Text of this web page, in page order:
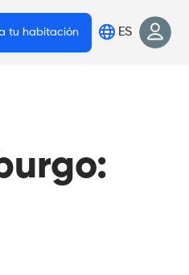
tu habitación ES